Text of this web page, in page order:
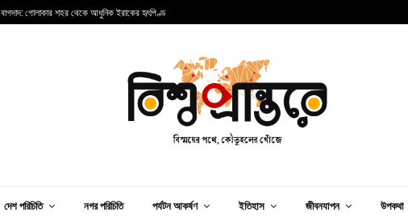
বাগদাদ: গোলাকার শহর থেকে আধুনিক ইরাকের হৃৎপিণ্ড
দেশ পরিচিতি নগর পরিচিতি পর্যটন আকর্ষণ ইতিহাস জীবনযাপন উপকথা